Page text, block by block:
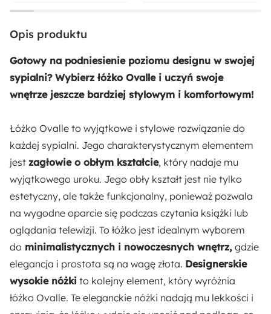
Drewno
Materiał obicia:
Tkanina
Rodzaj podstawy:
Materiał sprężyn:
Metal
Materiał stelaża:
Metal
Materiał podstawy:
Drewno Płyta meblowa
Materiał zagłowia:
Drewno
Opis produktu
Gotowy na podniesienie poziomu designu w swojej
sypialni? Wybierz łóżko Ovalle i uczyń swoje
wnętrze jeszcze bardziej stylowym i komfortowym!
Łóżko Ovalle to wyjątkowe i stylowe rozwiązanie do
każdej sypialni. Jego charakterystycznym elementem
jest zagłowie o obłym kształcie, który nadaje mu
wyjątkowego uroku. Jego obły kształt jest nie tylko
estetyczny, ale także funkcjonalny, ponieważ pozwala
na wygodne oparcie się podczas czytania książki lub
oglądania telewizji. To łóżko jest idealnym wyborem
do minimalistycznych i nowoczesnych wnętrz, gdzie
elegancja i prostota są na wagę złota. Designerskie
wysokie nóżki to kolejny element, który wyróżnia
łóżko Ovalle. Te eleganckie nóżki nadają mu lekkości i